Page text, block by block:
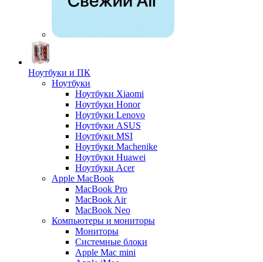
Ноутбуки и ПК
Ноутбуки
Ноутбуки Xiaomi
Ноутбуки Honor
Ноутбуки Lenovo
Ноутбуки ASUS
Ноутбуки MSI
Ноутбуки Machenike
Ноутбуки Huawei
Ноутбуки Acer
Apple MacBook
MacBook Pro
MacBook Air
MacBook Neo
Компьютеры и мониторы
Мониторы
Системные блоки
Apple Mac mini